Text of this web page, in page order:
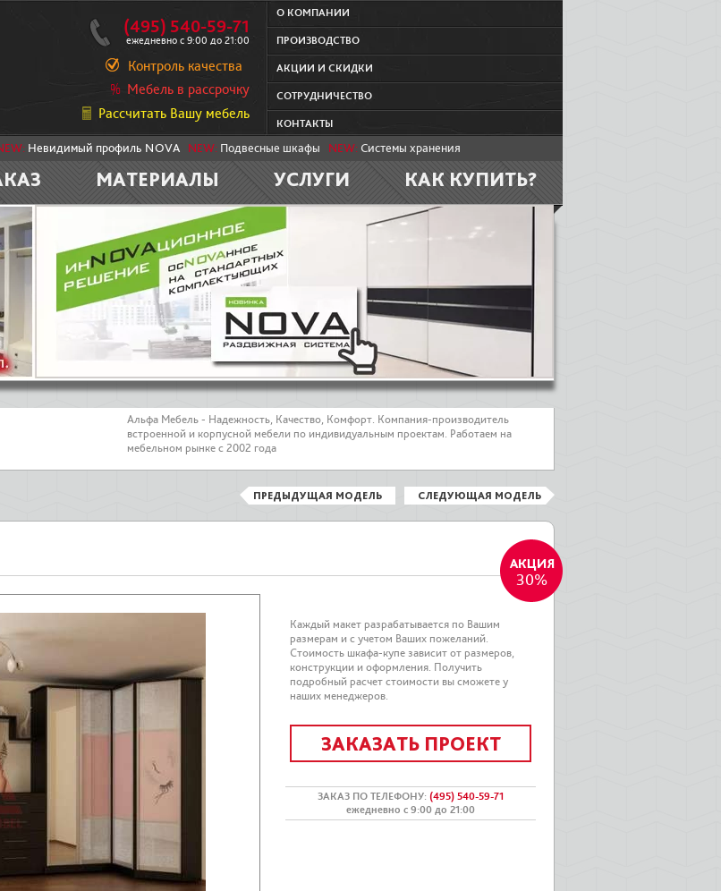
(495) 540-59-71
ежедневно с 9:00 до 21:00
Контроль качества
Мебель в рассрочку
Рассчитать Вашу мебель
О КОМПАНИИ
ПРОИЗВОДСТВО
АКЦИИ И СКИДКИ
СОТРУДНИЧЕСТВО
КОНТАКТЫ
Невидимый профиль NOVA NEW: Подвесные шкафы NEW: Системы хранения
МАТЕРИАЛЫ УСЛУГИ КАК КУПИТЬ?
Альфа Мебель - Надежность, Качество, Комфорт. Компания-производитель
встроенной и корпусной мебели по индивидуальным проектам. Работаем на
мебельном рынке с 2002 года
ПРЕДЫДУЩАЯ МОДЕЛЬ СЛЕДУЮЩАЯ МОДЕЛЬ
Каждый макет разрабатывается по Вашим
размерам и с учетом Ваших пожеланий.
Стоимость шкафа-купе зависит от размеров,
конструкции и оформления. Получить
подробный расчет стоимости вы сможете у
наших менеджеров.
ЗАКАЗАТЬ ПРОЕКТ
ЗАКАЗ ПО ТЕЛЕФОНУ: (495) 540-59-71
ежедневно с 9:00 до 21:00
30%